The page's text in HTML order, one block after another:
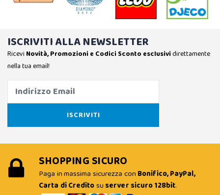
ISCRIVITI ALLA NEWSLETTER
Ricevi Novità, Promozioni e Codici Sconto esclusividirettamente
nella tua email!
SHOPPING SICURO
Paga in massima sicurezza con Bonifico, PayPal,
Carta di Creditosu server sicuro 128bit.